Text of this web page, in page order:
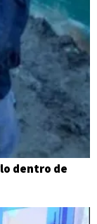
dentro de